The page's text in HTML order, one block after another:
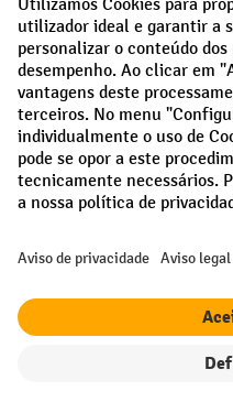
Redes sociais
Facebook
LinkedIn
Instagram
Termos e condições gerais
Todos os preços excl. IVA mais
¹ O desconto é válido enquanto
descontos percentuais ou